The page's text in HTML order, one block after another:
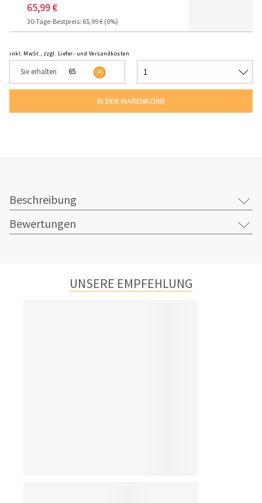
65,99 €
30-Tage-Bestpreis: 65,99 € (0%)
inkl. MwSt., zzgl. Liefer- und Versandkosten
Sie erhalten 65
Beschreibung
Bewertungen
UNSERE EMPFEHLUNG